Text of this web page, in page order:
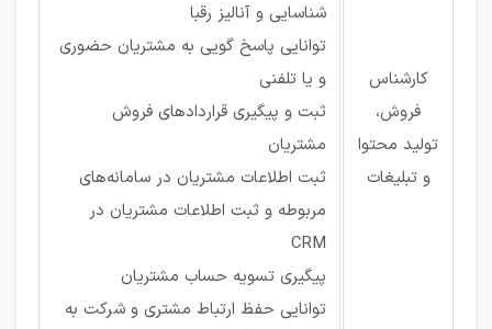
کارشناس
فروش،
تولید محتوا
و تبلیغات
شناسایی و آنالیز رقبا
توانایی پاسخ گویی به مشتریان حضوری
و یا تلفنی
ثبت و پیگیری قراردادهای فروش
مشتریان
ثبت اطلاعات مشتریان در سامانه‌های
مربوطه و ثبت اطلاعات مشتریان در
CRM
پیگیری تسویه حساب مشتریان
توانایی حفظ ارتباط مشتری و شرکت به